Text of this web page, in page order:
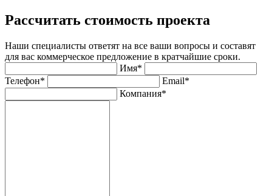
Рассчитать стоимость проекта
Наши специалисты ответят на все ваши вопросы и составят
для вас коммерческое предложение в кратчайшие сроки.
Имя*
Телефон*
Email*
Компания*